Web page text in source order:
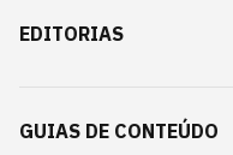
EDITORIAS
GUIAS DE CONTEÚDO